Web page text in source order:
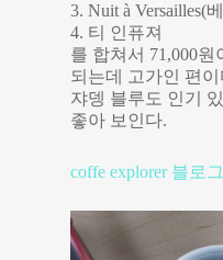
3. Nuit à Versailles(
4. 티 인퓨져
를 합쳐서 71,000
되는데 고가인 편이
쟈뎅 블루도 인기
좋아 보인다.
coffe explorer 블로그